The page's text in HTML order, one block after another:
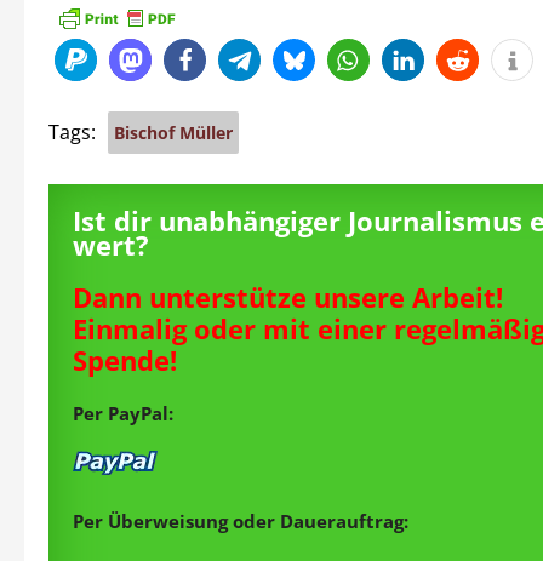
Tags: Bischof Müller
Ist dir unabhängiger Journalismus
wert?
Dann unterstütze unsere Arbeit!
Einmalig oder mit einer
Spende!
Per PayPal:
Per Überweisung oder Dauerauftrag: